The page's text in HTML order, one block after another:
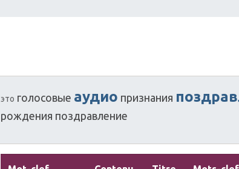
это голосовые аудио признания
рождения поздравление